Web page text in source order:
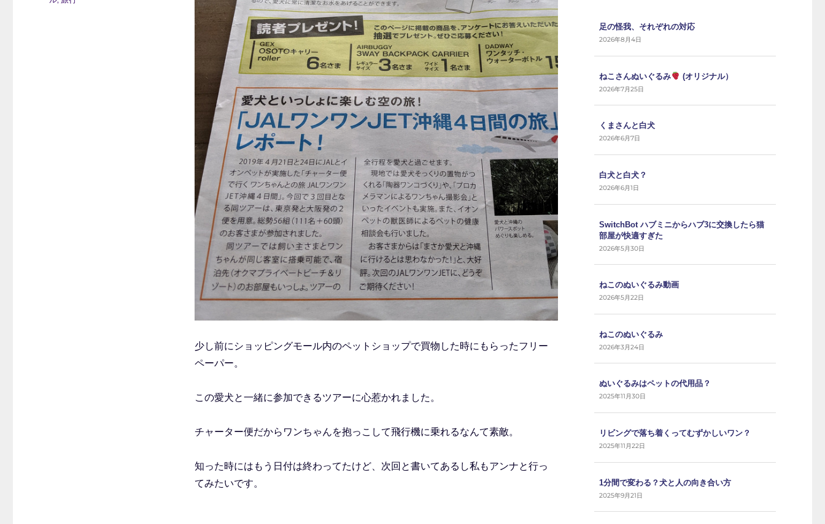
少し前にショッピングモール内のペットショップで買物した時にもらったフリー
ペーパー。
この愛犬と一緒に参加できるツアーに心惹かれました。
チャーター便だからワンちゃんを抱っこして飛行機に乗れるなんて素敵。
知った時にはもう日付は終わってたけど、次回と書いてあるし私もアンナと行っ
てみたいです。
足の怪我、それぞれの対応
2026年8月4日
ねこさんぬいぐるみ (オリジナル）
2026年7月25日
くまさんと白犬
2026年6月7日
白犬と白犬？
2026年6月1日
SwitchBot ハブミニからハブ3に交換したら猫
部屋が快適すぎた
2026年5月30日
ねこのぬいぐるみ動画
2026年5月22日
ねこのぬいぐるみ
2026年3月24日
ぬいぐるみはペットの代用品？
2025年11月30日
リビングで落ち着くってむずかしいワン？
2025年11月22日
1分間で変わる？犬と人の向き合い方
2025年9月21日